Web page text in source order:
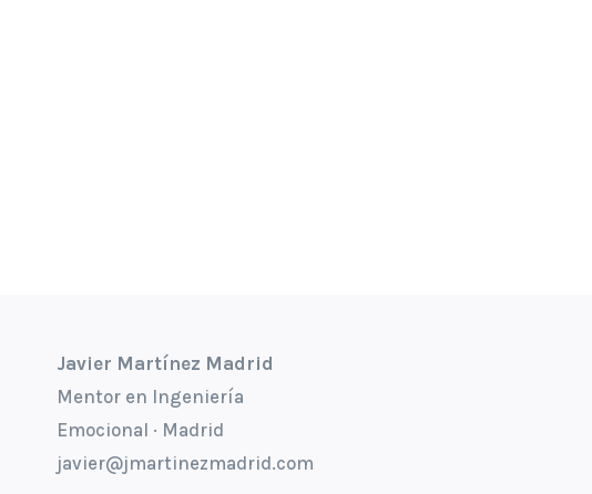
Javier Martínez Madrid
Mentor en Ingeniería
Emocional · Madrid
javier@jmartinezmadrid.com